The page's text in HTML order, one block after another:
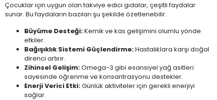
Çocuklar için uygun olan takviye edici gıdalar, çeşitli faydalar
sunar. Bu faydaların bazıları şu şekilde özetlenebilir:
Büyüme Desteği:Kemik ve kas gelişimini olumlu yönde
etkiler.
Bağışıklık Sistemi Güçlendirme:Hastalıklara karşı doğal
direnci artırır.
Zihinsel Gelişim:Omega-3 gibi esansiyel yağ asitleri
sayesinde öğrenme ve konsantrasyonu destekler.
Enerji Verici Etki:Günlük aktiviteler için gerekli enerjiyi
sağlar.